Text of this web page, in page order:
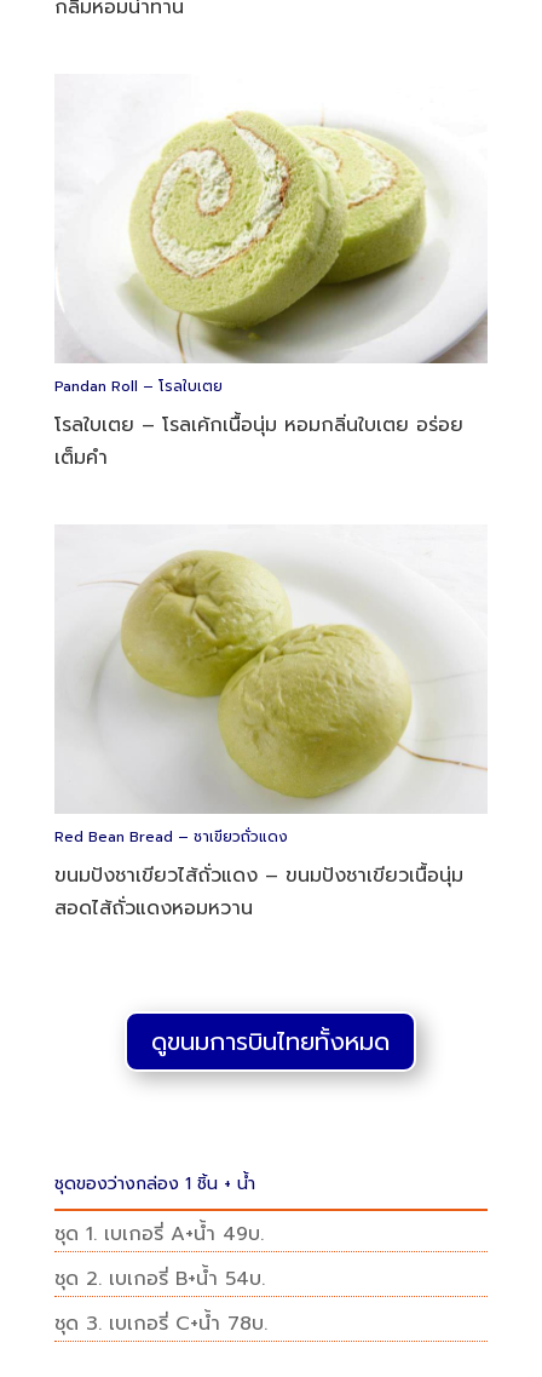
กลิ่มหอมน่าทาน
Pandan Roll – โรลใบเตย
โรลใบเตย – โรลเค้กเนื้อนุ่ม หอมกลิ่นใบเตย อร่อย
เต็มคำ
Red Bean Bread – ชาเขียวถั่วแดง
ขนมปังชาเขียวไส้ถั่วแดง – ขนมปังชาเขียวเนื้อนุ่ม
สอดไส้ถั่วแดงหอมหวาน
ดูขนมการบินไทยทั้งหมด
ชุดของว่างกล่อง 1 ชิ้น + น้ำ
ชุด 1. เบเกอรี่ A+น้ำ 49บ.
ชุด 2. เบเกอรี่ B+น้ำ 54บ.
ชุด 3. เบเกอรี่ C+น้ำ 78บ.